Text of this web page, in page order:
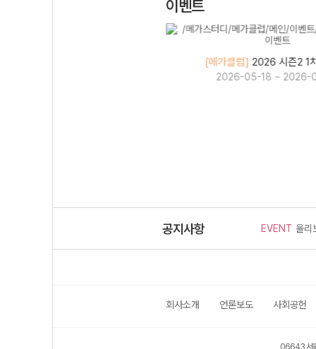
이벤트
[메가클럽] 2026 시즌2 1
2026-05-18 ~ 2026-
공지사항 EVENT 올리
메가
회사소개 언론보도 사회공헌
06643 서